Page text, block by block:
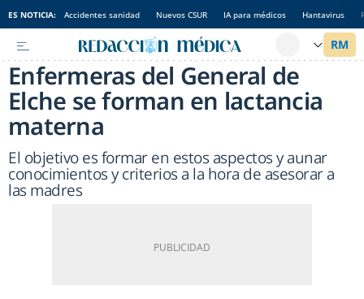
ES NOTICIA: Accidentes sanidad Nuevos CSUR IA para médicos Hantavirus
Enfermeras del General de
Elche se forman en lactancia
materna
El objetivo es formar en estos aspectos y aunar
conocimientos y criterios a la hora de asesorar a
las madres